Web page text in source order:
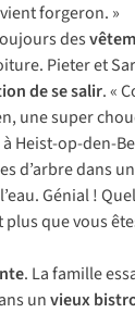
forgeron. »
des
Pieter et
de se salir. «
une super
Heist-op-den-
d’arbre dans
Génial !
que vous
. La famille
unvieux